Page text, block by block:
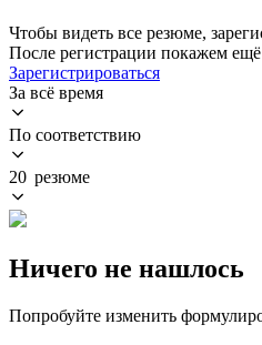
Чтобы видеть все резюме,
После регистрации покажем
Зарегистрироваться
За всё время
По соответствию
20 резюме
Ничего не нашлось
Попробуйте изменить